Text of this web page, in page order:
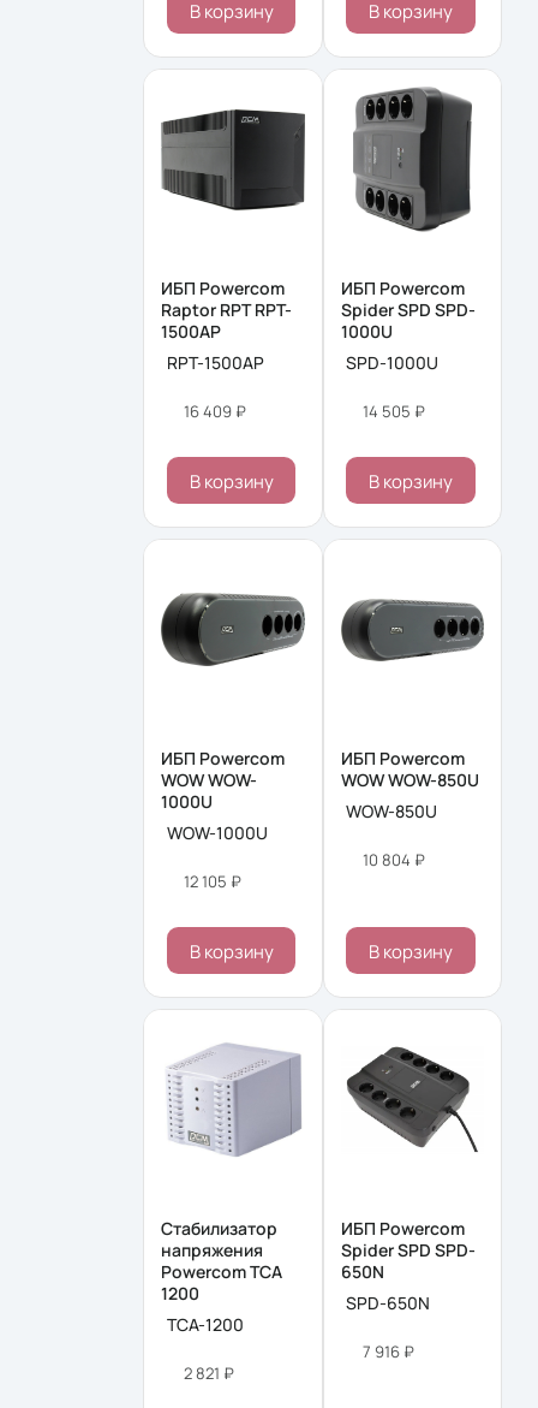
В корзину В корзину
ИБП Powercom
Raptor RPT RPT-
1500AP
RPT-1500AP
16 409 ₽
В корзину
ИБП Powercom
Spider SPD SPD-
1000U
SPD-1000U
14 505 ₽
В корзину
ИБП Powercom
WOW WOW-
1000U
WOW-1000U
12 105 ₽
В корзину
ИБП Powercom
WOW WOW-850U
WOW-850U
10 804 ₽
В корзину
Стабилизатор
напряжения
Powercom TCA
1200
TCA-1200
2 821 ₽
ИБП Powercom
Spider SPD SPD-
650N
SPD-650N
7 916 ₽